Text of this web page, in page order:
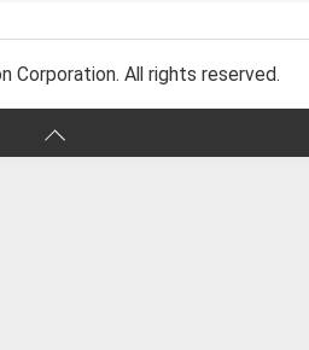
Corporation. All rights reserved.